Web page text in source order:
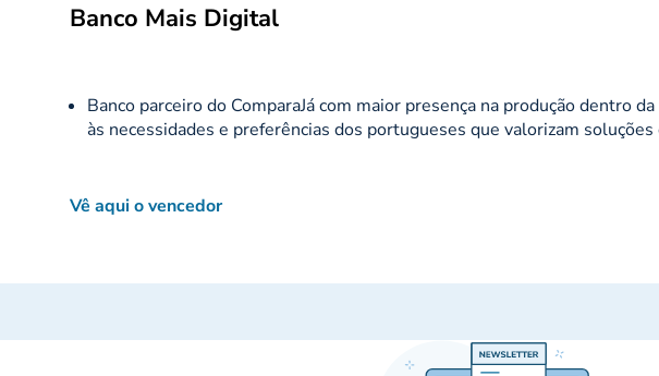
Banco Mais Digital
Banco parceiro do ComparaJá com maior presença na produção dentro
às necessidades e preferências dos portugueses que valorizam
Vê aqui o vencedor